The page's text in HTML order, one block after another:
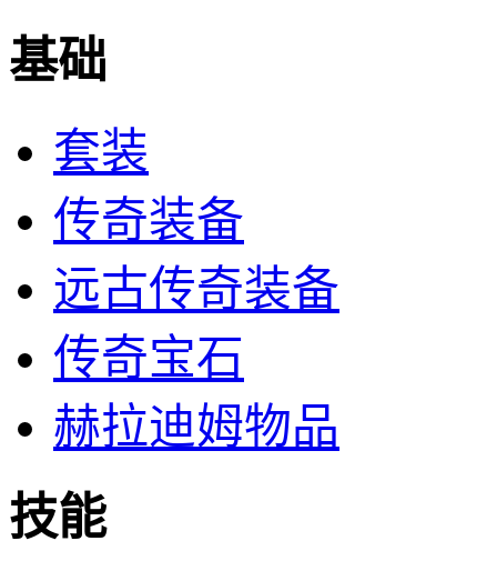
基础
套装
传奇装备
远古传奇装备
传奇宝石
赫拉迪姆物品
技能